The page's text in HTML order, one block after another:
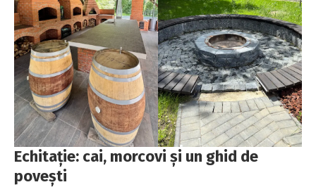
Echitație: cai, morcovi și un ghid de
povești